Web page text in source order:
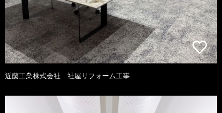
近藤工業株式会社 社屋リフォーム工事